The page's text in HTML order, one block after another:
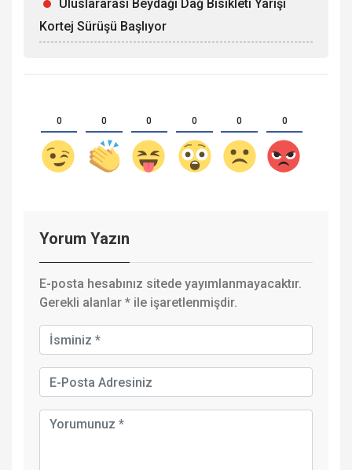
Uluslararası Beydağı Dağ Bisikleti Yarışı
Kortej Sürüşü Başlıyor
0 0 0 0 0 0
Yorum Yazın
E-posta hesabınız sitede yayımlanmayacaktır.
Gerekli alanlar * ile işaretlenmişdir.